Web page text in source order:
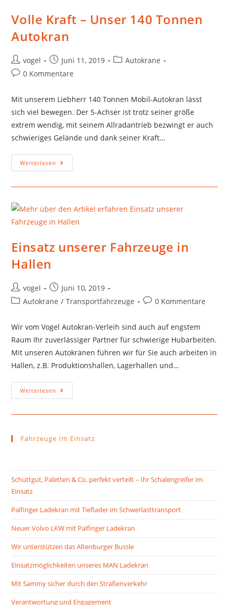
Volle Kraft – Unser 140 Tonnen
Autokran
vogel Juni 11, 2019
Autokrane
0 Kommentare
Mit unserem Liebherr 140 Tonnen Mobil-Autokran lässt
sich viel bewegen. Der 5-Achser ist trotz seiner größe
extrem wendig, mit seinem Allradantrieb bezwingt er auch
schwieriges Gelände und dank seiner Kraft…
Weiterlesen
Einsatz unserer Fahrzeuge in
Hallen
vogel
Juni 10, 2019
Autokrane / Transportfahrzeuge 0 Kommentare
Wir vom Vogel Autokran-Verleih sind auch auf engstem
Raum Ihr zuverlässiger Partner für schwierige Hubarbeiten.
Mit unseren Autokränen führen wir für Sie auch arbeiten in
Hallen, z.B. Produktionshallen, Lagerhallen und…
Weiterlesen
Fahrzeuge Im Einsatz
Schüttgut, Paletten & Co. perfekt verteilt – Ihr Schalengreifer im
Einsatz
Palfinger Ladekran mit Tieflader im Schwerlasttransport
Neuer Volvo LKW mit Palfinger Ladekran
Wir unterstützen das Altenburger Bussle
Einsatzmöglichkeiten unseres MAN Ladekran
Mit Sammy sicher durch den Straßenverkehr
Verantwortung und Engagement